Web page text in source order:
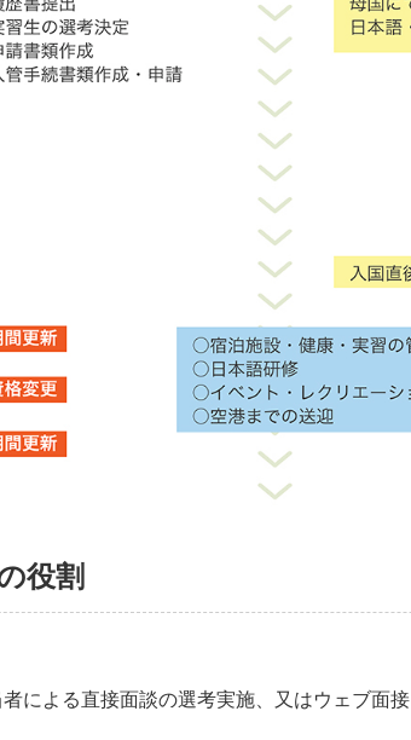
役割
による直接面談の選考実施、又はウェブ面接